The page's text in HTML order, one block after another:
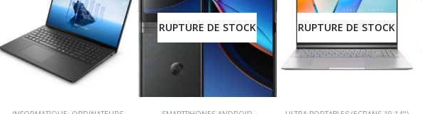
RUPTURE DE STOCK RUPTURE DE STOCK